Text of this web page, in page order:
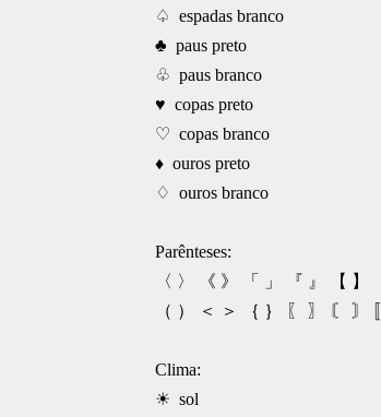
♤ espadas branco
♣ paus preto
♧ paus branco
♥ copas preto
♡ copas branco
♦ ouros preto
♢ ouros branco
Parênteses:
〈 〉 《 》 「 」 『 』 【
（ ） ＜ ＞ ｛ ｝ 〖 〗 〘 〙
Clima:
☀ sol